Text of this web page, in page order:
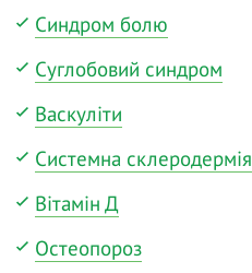
Синдром болю
Суглобовий синдром
Васкуліти
Системна склеродермія
Вітамін Д
Остеопороз